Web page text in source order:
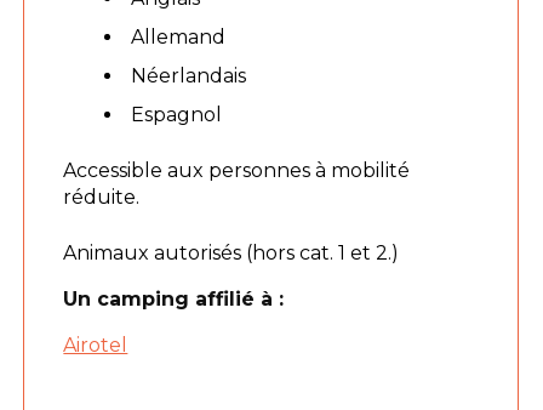
Allemand
Néerlandais
Espagnol
Accessible aux personnes à mobilité
réduite.
Animaux autorisés (hors cat. 1 et 2.)
Un camping affilié à :
Airotel